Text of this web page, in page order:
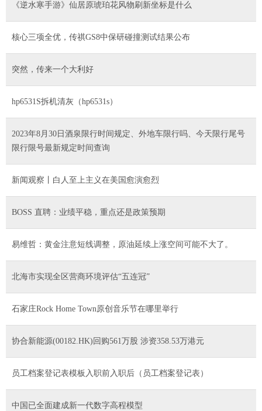
《逆水寒手游》仙居原琥珀花风物刷新坐标是什么
核心三项全优，传祺GS8中保研碰撞测试结果公布
突然，传来一个大利好
hp6531S拆机清灰（hp6531s）
2023年8月30日酒泉限行时间规定、外地车限行吗、今天限行尾号
限行限号最新规定时间查询
新闻观察丨白人至上主义在美国愈演愈烈
BOSS 直聘：业绩平稳，重点还是政策预期
易维哲：黄金注意短线调整，原油延续上涨空间可能不大了。
北海市实现全区营商环境评估“五连冠”
石家庄Rock Home Town原创音乐节在哪里举行
协合新能源(00182.HK)回购561万股 涉资358.53万港元
员工档案登记表模板入职前入职后（员工档案登记表）
中国已全面建成新一代数字高程模型